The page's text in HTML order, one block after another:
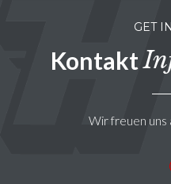
GET
Kontakt
Wir freuen